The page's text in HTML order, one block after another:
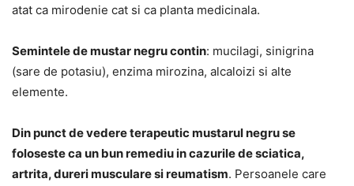
atat ca mirodenie cat si ca planta medicinala.
Semintele de mustar negru contin: mucilagi, sinigrina
(sare de potasiu), enzima mirozina, alcaloizi si alte
elemente.
Din punct de vedere terapeutic mustarul negru se
foloseste ca un bun remediu in cazurile de sciatica,
artrita, dureri musculare si reumatism. Persoanele care